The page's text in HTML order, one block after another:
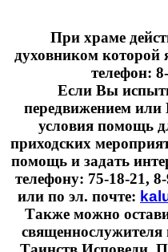
При храме
духовником которой
телефон:
Если Вы
передвижением
условия помощь
приходских
помощь и задать
телефону: 75-18-21,
или по эл. почте:
Также можно